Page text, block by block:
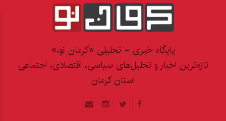
پایگاه خبری - تحلیلی «کرمان نو،»
تازه‌ترین اخبار و تحلیل‌های سیاسی، اقتصادی، اجتماعی
استان کرمان